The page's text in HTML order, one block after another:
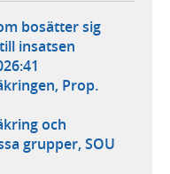
bosätter sig
insatsen
Prop.
och
grupper, SOU